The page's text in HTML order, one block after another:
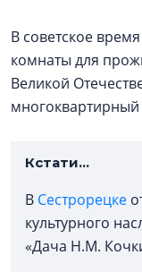
В советское
комнаты для
Великой
Кстати...
В Сестрорецке
культурного
«Дача Н.М.